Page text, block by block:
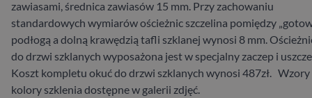
zawiasami, średnica zawiasów 15 mm. Przy zachowaniu
standardowych wymiarów ościeżnic szczelina pomiędzy
podłogą a dolną krawędzią tafli szklanej wynosi 8 mm.
do drzwi szklanych wyposażona jest w specjalny zaczep i
Koszt kompletu okuć do drzwi szklanych wynosi ​487zł. Wzory
kolory szklenia dostępne w galerii zdjęć.